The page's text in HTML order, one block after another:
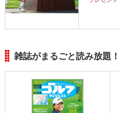
雑誌がまるごと読み放題！